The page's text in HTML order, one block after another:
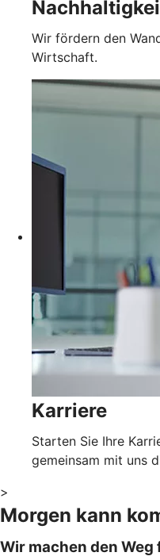
Wir fördern den
Wirtschaft.
Karriere
Starten Sie Ihre
gemeinsam mit uns
>
Morgen kann
Wir machen den Weg